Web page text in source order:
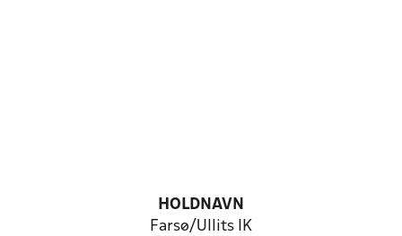
HOLDNAVN
Farsø/Ullits IK